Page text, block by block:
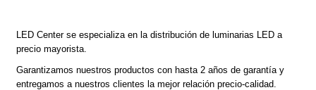
LED Centerse especializa en la distribución de luminarias LED a
precio mayorista.
Garantizamos nuestros productos con hasta 2 años de garantía y
entregamos a nuestros clientes la mejor relación precio-calidad.